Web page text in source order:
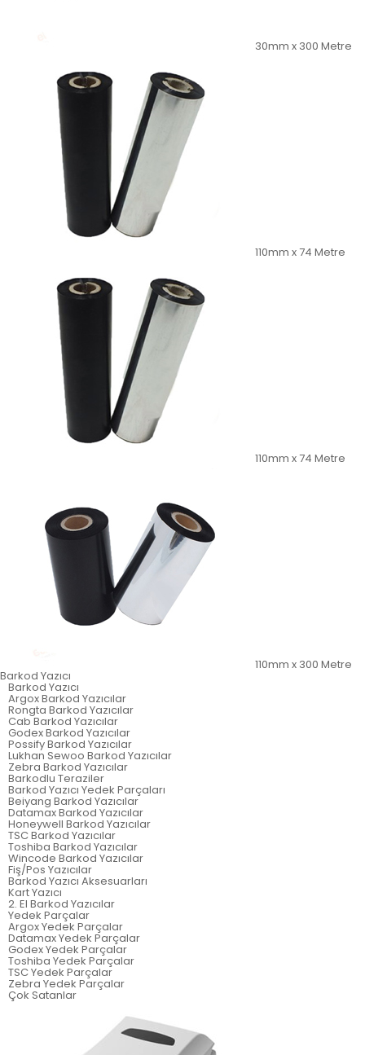
30mm x 300 Metre
110mm x 74 Metre
110mm x 74 Metre
110mm x 300 Metre
Barkod Yazıcı
Barkod Yazıcı
Argox Barkod Yazıcılar
Rongta Barkod Yazıcılar
Cab Barkod Yazıcılar
Godex Barkod Yazıcılar
Possify Barkod Yazıcılar
Lukhan Sewoo Barkod Yazıcılar
Zebra Barkod Yazıcılar
Barkodlu Teraziler
Barkod Yazıcı Yedek Parçaları
Beiyang Barkod Yazıcılar
Datamax Barkod Yazıcılar
Honeywell Barkod Yazıcılar
TSC Barkod Yazıcılar
Toshiba Barkod Yazıcılar
Wincode Barkod Yazıcılar
Fiş/Pos Yazıcılar
Barkod Yazıcı Aksesuarları
Kart Yazıcı
2. El Barkod Yazıcılar
Yedek Parçalar
Argox Yedek Parçalar
Datamax Yedek Parçalar
Godex Yedek Parçalar
Toshiba Yedek Parçalar
TSC Yedek Parçalar
Zebra Yedek Parçalar
Çok Satanlar